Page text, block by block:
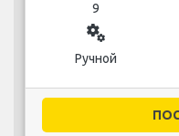
9
miscellaneous_services
Ручной